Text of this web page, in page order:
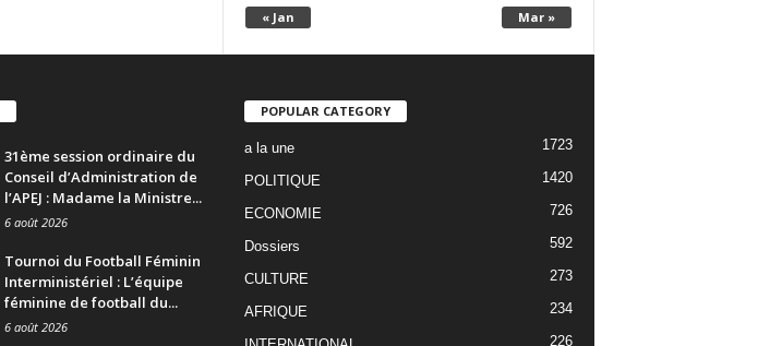
« Jan Mar »
31ème session ordinaire du
Conseil d’Administration de
l’APEJ : Madame la Ministre...
6 août 2026
Tournoi du Football Féminin
Interministériel : L’équipe
féminine de football du...
6 août 2026
POPULAR CATEGORY
a la une 1723
POLITIQUE 1420
ECONOMIE 726
Dossiers 592
CULTURE 273
AFRIQUE 234
226